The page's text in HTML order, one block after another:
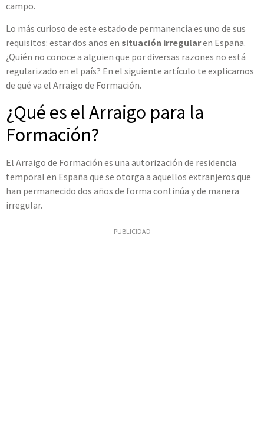
campo.
Lo más curioso de este estado de permanencia es uno de sus
requisitos: estar dos años en situación irregularen España.
¿Quién no conoce a alguien que por diversas razones no está
regularizado en el país? En el siguiente artículo te explicamos
de qué va el Arraigo de Formación.
¿Qué es el Arraigo para la
Formación?
El Arraigo de Formación es una autorización de residencia
temporal en España que se otorga a aquellos extranjeros que
han permanecido dos años de forma continúa y de manera
irregular.
PUBLICIDAD